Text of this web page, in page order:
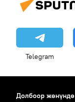
Telegram
Долбоор жөнүндө